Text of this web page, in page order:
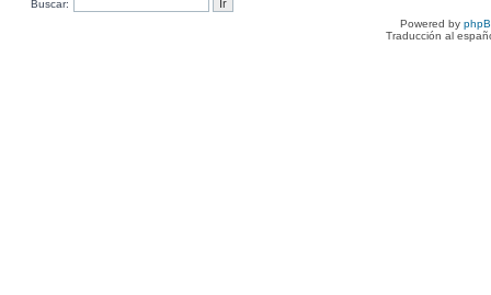
Buscar:
Powered by
Traducción al